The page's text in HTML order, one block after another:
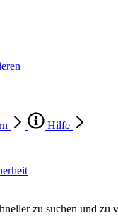
Hilfe
zu suchen und zu